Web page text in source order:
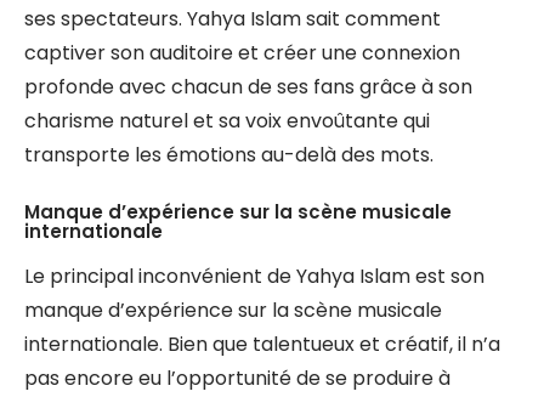
ses spectateurs. Yahya Islam sait comment
captiver son auditoire et créer une connexion
profonde avec chacun de ses fans grâce à son
charisme naturel et sa voix envoûtante qui
transporte les émotions au-delà des mots.
Manque d’expérience sur la scène musicale
internationale
Le principal inconvénient de Yahya Islam est son
manque d’expérience sur la scène musicale
internationale. Bien que talentueux et créatif, il n’a
pas encore eu l’opportunité de se produire à